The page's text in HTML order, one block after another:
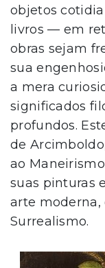
objetos
livros — em
obras sejam
sua
a mera
significados
profundos.
de
ao
suas pinturas
arte
Surrealismo.